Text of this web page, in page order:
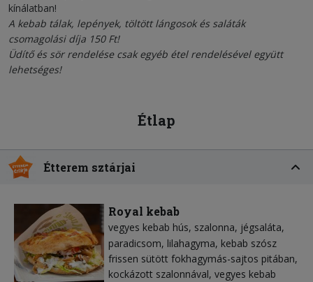
kínálatban!
A kebab tálak, lepények, töltött lángosok és saláták
csomagolási díja 150 Ft!
Üdítő és sör rendelése csak egyéb étel rendelésével együtt
lehetséges!
Étlap
Étterem sztárjai
Royal kebab
vegyes kebab hús szalonna jégsaláta
paradicsom lilahagyma kebab szósz
frissen sütött fokhagymás-sajtos pitában,
kockázott szalonnával, vegyes kebab